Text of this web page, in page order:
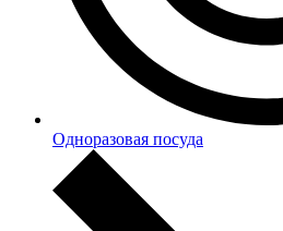
Одноразовая посуда